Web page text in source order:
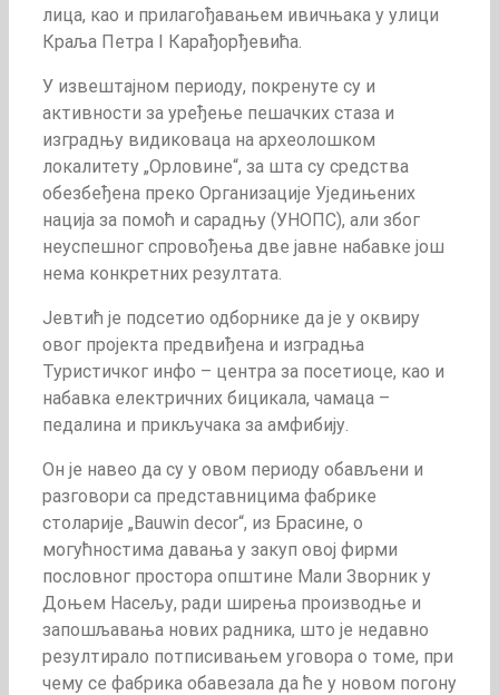
лица, као и прилагођавањем ивичњака у улици
Краља Петра I Карађорђевића.
У извештајном периоду, покренуте су и
активности за уређење пешачких стаза и
изградњу видиковаца на археолошком
локалитету „Орловине“, за шта су средства
обезбеђена преко Организације Уједињених
нација за помоћ и сарадњу (УНОПС), али због
неуспешног спровођења две јавне набавке још
нема конкретних резултата.
Јевтић је подсетио одборнике да је у оквиру
овог пројекта предвиђена и изградња
Туристичког инфо – центра за посетиоце, као и
набавка електричних бицикала, чамаца –
педалина и прикључака за амфибију.
Он је навео да су у овом периоду обављени и
разговори са представницима фабрике
столарије „Bauwin decor“, из Брасине, о
могућностима давања у закуп овој фирми
пословног простора општине Мали Зворник у
Доњем Насељу, ради ширења производње и
запошљавања нових радника, што је недавно
резултирало потписивањем уговора о томе, при
чему се фабрика обавезала да ће у новом погону